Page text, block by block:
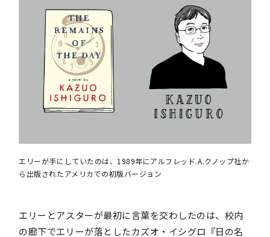
エリーが手にしていたのは、1989年にアルフレッド.A.クノップ社か
ら出版されたアメリカでの初版バージョン
エリーとアスターが最初に言葉を交わしたのは、校内
の廊下でエリーが落としたカズオ・イシグロ『日の名